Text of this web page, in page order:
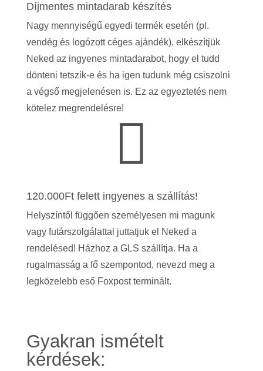
Díjmentes mintadarab készítés
Nagy mennyiségű egyedi termék esetén (pl.
vendég és logózott céges ajándék), elkészítjük
Neked az ingyenes mintadarabot, hogy el tudd
dönteni tetszik-e és ha igen tudunk még csiszolni
a végső megjelenésen is. Ez az egyeztetés nem
kötelez megrendelésre!

120.000Ft felett ingyenes a szállítás!
Helyszíntől függően személyesen mi magunk
vagy futárszolgálattal juttatjuk el Neked a
rendelésed! Házhoz a GLS szállítja. Ha a
rugalmasság a fő szempontod, nevezd meg a
legközelebb eső Foxpost terminált.
Gyakran ismételt
kérdések: